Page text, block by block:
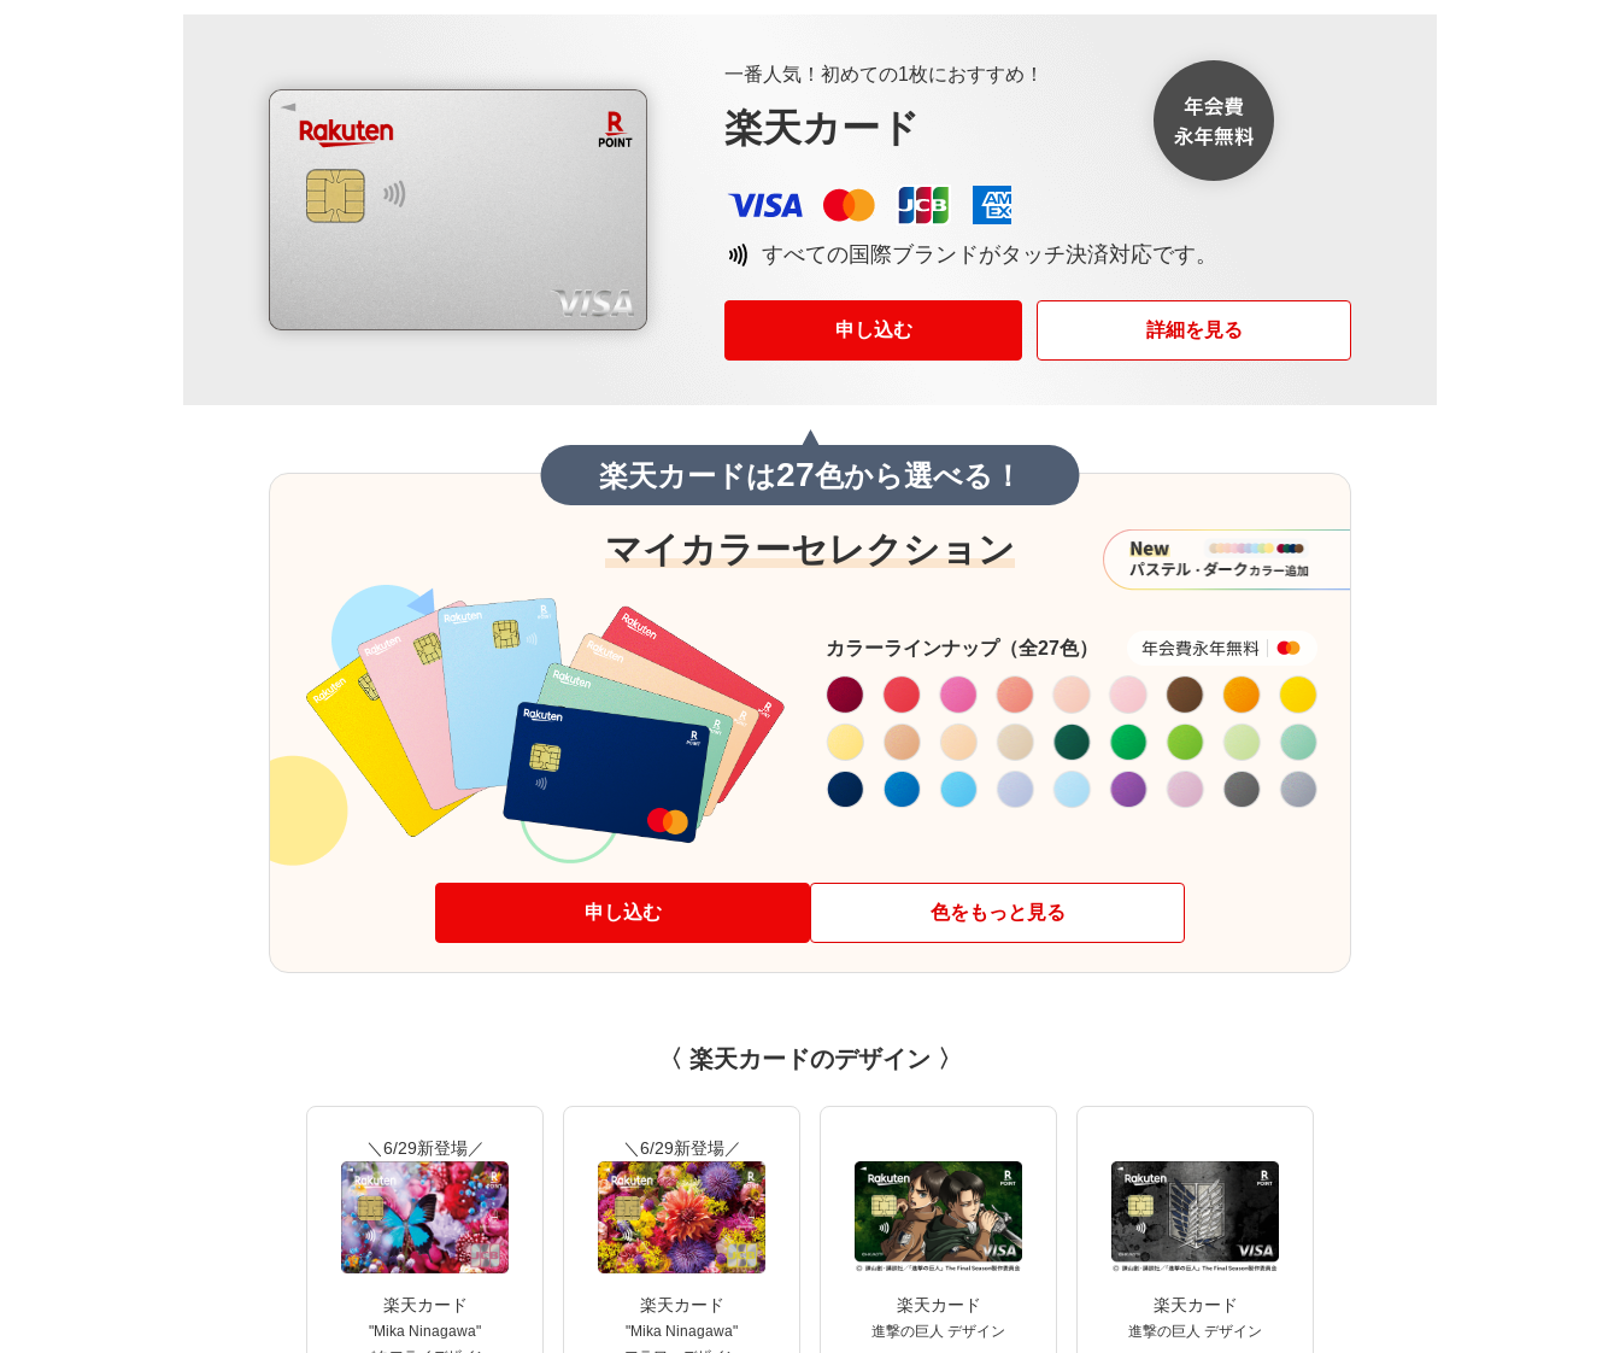
一番人気！初めての1枚におすすめ！
楽天カード
すべての国際ブランドがタッチ決済対応です。
申し込む 詳細を見る
楽天カードは27色から選べる！
マイカラーセレクション
カラーラインナップ（全27色）
申し込む 色をもっと見る
〈 楽天カードのデザイン 〉
＼6/29新登場／
楽天カード
"Mika Ninagawa"
＼6/29新登場／
楽天カード
"Mika Ninagawa"
楽天カード
進撃の巨人 デザイン
楽天カード
進撃の巨人 デザイン